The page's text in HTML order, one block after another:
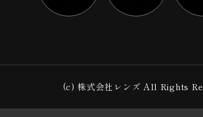
(c) 株式会社レンズ All Rights